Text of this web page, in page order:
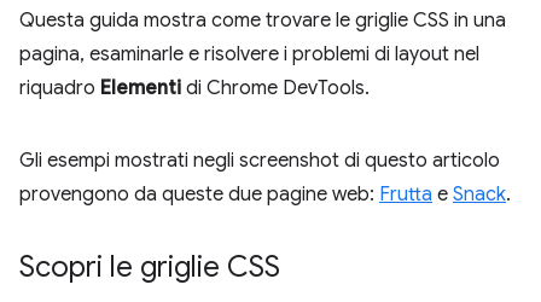
Questa guida mostra come trovare le griglie CSS in una
pagina, esaminarle e risolvere i problemi di layout nel
riquadro Elementi di Chrome DevTools.
Gli esempi mostrati negli screenshot di questo articolo
provengono da queste due pagine web: Frutta e Snack.
Scopri le griglie CSS